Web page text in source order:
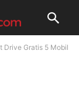
Drive Gratis 5 Mobil